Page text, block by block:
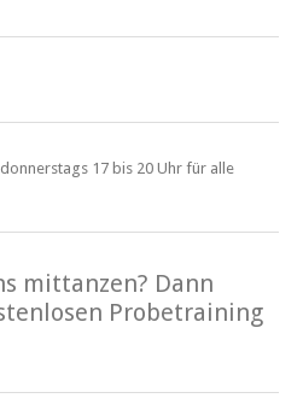
17 bis 20 Uhr für alle
mittanzen? Dann
Probetraining